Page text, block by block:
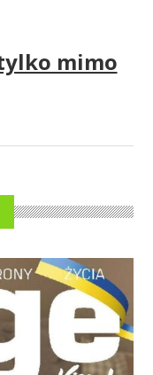
mimo